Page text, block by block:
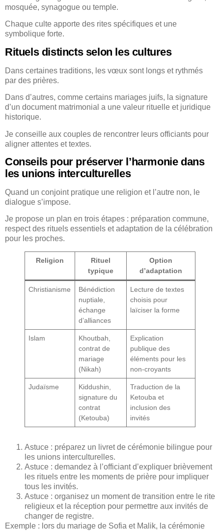
mosquée, synagogue ou temple.
Chaque culte apporte des rites spécifiques et une
symbolique forte.
Rituels distincts selon les cultures
Dans certaines traditions, les vœux sont longs et rythmés
par des prières.
Dans d’autres, comme certains mariages juifs, la signature
d’un document matrimonial a une valeur rituelle et juridique
historique.
Je conseille aux couples de rencontrer leurs officiants pour
aligner attentes et textes.
Conseils pour préserver l’harmonie dans
les unions interculturelles
Quand un conjoint pratique une religion et l’autre non, le
dialogue s’impose.
Je propose un plan en trois étapes : préparation commune,
respect des rituels essentiels et adaptation de la célébration
pour les proches.
Religion
Rituel
typique
Option
d’adaptation
Christianisme
Bénédiction
nuptiale,
échange
d’alliances
Lecture de textes
choisis pour
laïciser la forme
Islam
Khoutbah,
contrat de
mariage
(Nikah)
Explication
publique des
éléments pour les
non-croyants
Judaïsme
Kiddushin,
signature du
contrat
(Ketouba)
Traduction de la
Ketouba et
inclusion des
invités
Astuce : préparez un livret de cérémonie bilingue pour
les unions interculturelles.
Astuce : demandez à l’officiant d’expliquer brièvement
les rituels entre les moments de prière pour impliquer
tous les invités.
Astuce : organisez un moment de transition entre le rite
religieux et la réception pour permettre aux invités de
changer de registre.
Exemple : lors du mariage de Sofia et Malik, la cérémonie